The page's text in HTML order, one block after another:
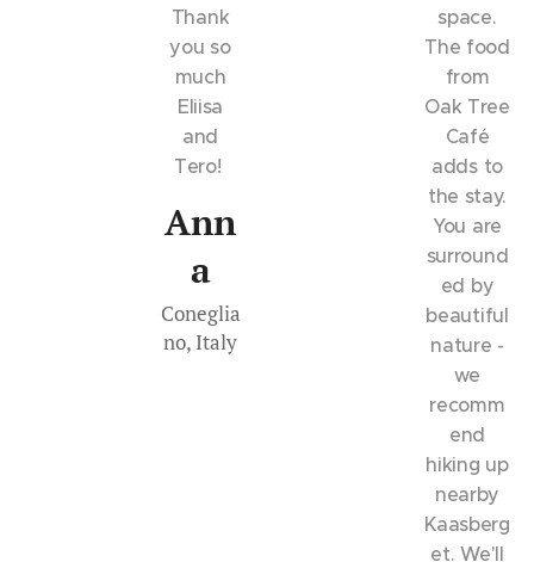
Thank
you so
much
Eliisa
and
Tero!
Ann
a
Coneglia
no, Italy
space.
The food
from
Oak Tree
Café
adds to
the stay.
You are
surround
ed by
beautiful
nature -
we
recomm
end
hiking up
nearby
Kaasberg
et. We'll